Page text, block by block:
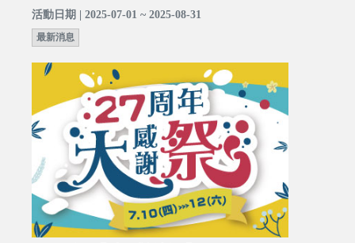
活動日期 | 2025-07-01 ~ 2025-08-31
最新消息